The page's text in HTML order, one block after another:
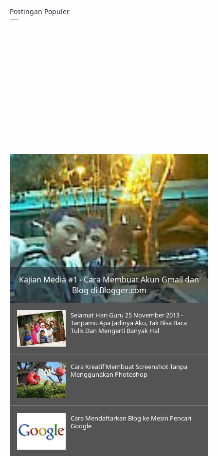
Postingan Populer
Kajian Media #1 - Cara Membuat Akun Gmail dan
Blog di Blogger.com
Selamat Hari Guru 25 November 2013 -
Tanpamu Apa Jadinya Aku, Tak Bisa Baca
Tulis Dan Mengerti Banyak Hal
Cara Kreatif Membuat Screenshot Tanpa
Menggunakan Photoshop
Cara Mendaftarkan Blog ke Mesin Pencari
Google